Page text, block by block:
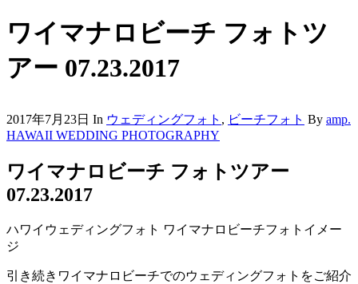
ワイマナロビーチ フォトツ
アー 07.23.2017
2017年7月23日 In ウェディングフォト , ビーチフォト By amp.
HAWAII WEDDING PHOTOGRAPHY
ワイマナロビーチ フォトツアー
07.23.2017
ハワイウェディングフォト ワイマナロビーチフォトイメー
ジ
引き続きワイマナロビーチでのウェディングフォトをご紹介